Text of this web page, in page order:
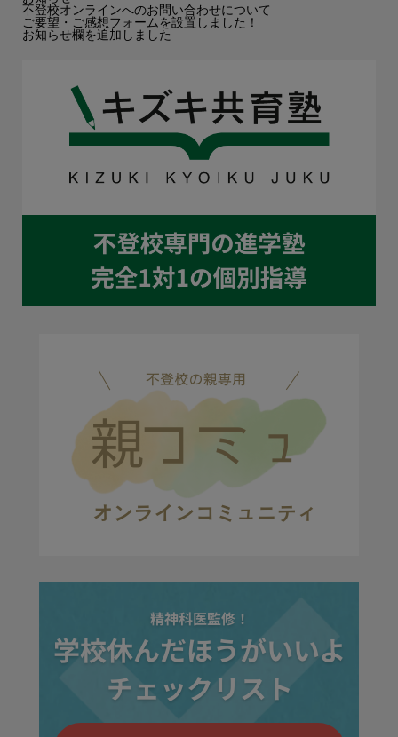
不登校オンラインへのお問い合わせについて
ご要望・ご感想フォームを設置しました！
お知らせ欄を追加しました